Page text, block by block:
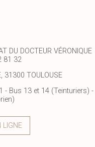
DU DOCTEUR VÉRONIQUE
81 32
31300 TOULOUSE
- Bus 13 et 14 (Teinturiers) -
LIGNE